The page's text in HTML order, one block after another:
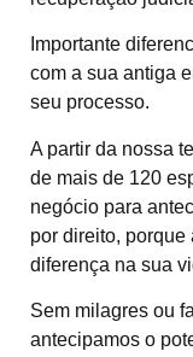
Importante
com a sua antiga
seu processo.
A partir da nossa
de mais de 120
negócio para
por direito,
diferença na sua
Sem milagres ou
antecipamos o